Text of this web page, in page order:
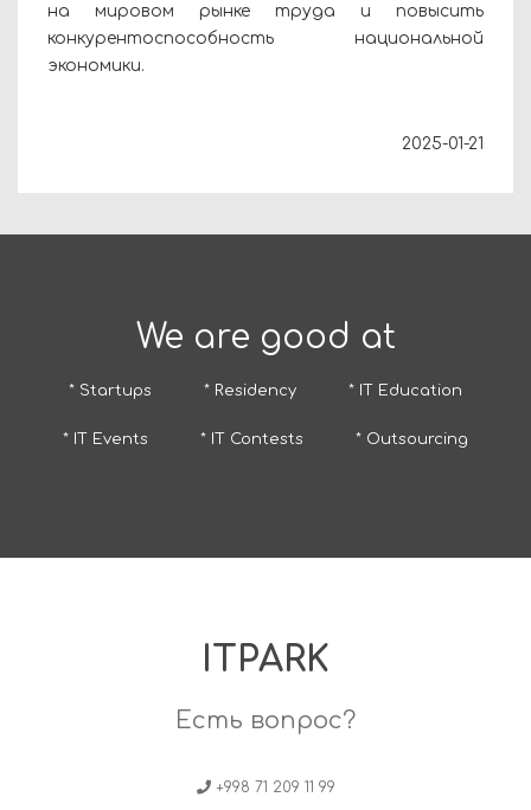
на мировом рынке труда и повысить
конкурентоспособность национальной
экономики.
2025-01-21
We are good at
* Startups * Residency * IT Education
* IT Events * IT Contests * Outsourcing
ITPARK
Есть вопрос?
+998 71 209 11 99